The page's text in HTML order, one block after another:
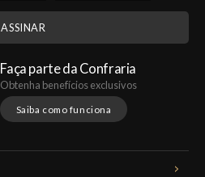
Faça parte da Confraria
Obtenha benefícios exclusivos
Saiba como funciona